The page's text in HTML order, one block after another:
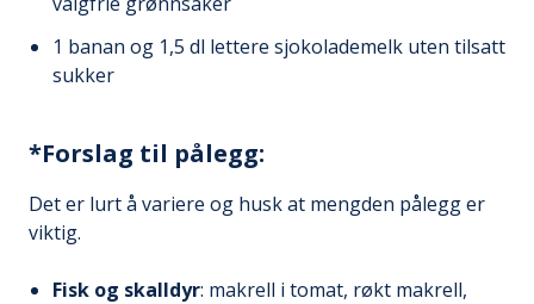
1 banan og 1,5 dl lettere sjokolademelk uten tilsatt
sukker
*Forslag til pålegg:
Det er lurt å variere og husk at mengden pålegg er
viktig.
Fisk og skalldyr: makrell i tomat, røkt makrell,